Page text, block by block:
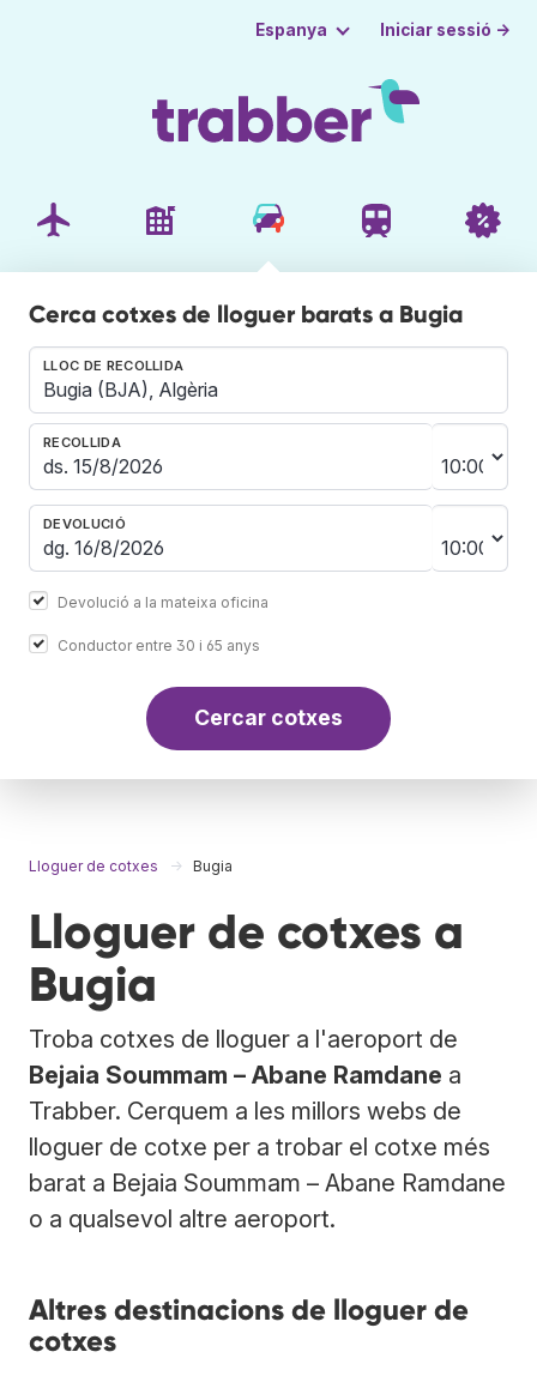
Espanya Iniciar sessió →
Cerca cotxes de lloguer barats a Bugia
LLOC DE RECOLLIDA
RECOLLIDA
DEVOLUCIÓ
Devolució a la mateixa oficina
Conductor entre 30 i 65 anys
Cercar cotxes
Lloguer de cotxes Bugia
Lloguer de cotxes a
Bugia
Troba cotxes de lloguer a l'aeroport de
Bejaia Soummam – Abane Ramdane a
Trabber. Cerquem a les millors webs de
lloguer de cotxe per a trobar el cotxe més
barat a Bejaia Soummam – Abane Ramdane
o a qualsevol altre aeroport.
Altres destinacions de lloguer de
cotxes